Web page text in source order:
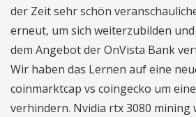
der Zeit sehr schön
erneut, um sich weiterzubilden
dem Angebot der OnVista Bank
Wir haben das Lernen auf eine
coinmarktcap vs coingecko um
verhindern. Nvidia rtx 3080 mining